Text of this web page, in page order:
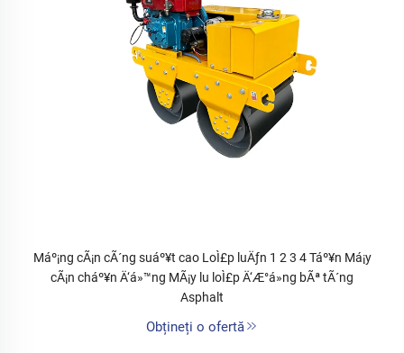
Máº¡ng cÃ¡n cÃ´ng suáº¥t cao LoÌ£p luÄƒn 1 2 3 4 Táº¥n Má¡y
cÃ¡n cháº¥n Ä‘á»™ng MÃ¡y lu loÌ£p Ä‘Æ°á»ng bÃª tÃ´ng
Asphalt
Obțineți o ofertă